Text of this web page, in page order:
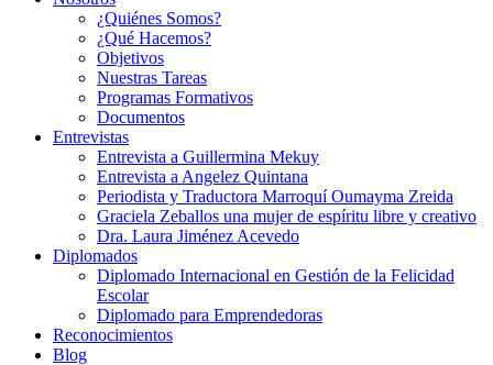
¿Quiénes Somos?
¿Qué Hacemos?
Objetivos
Nuestras Tareas
Programas Formativos
Documentos
Entrevistas
Entrevista a Guillermina Mekuy
Entrevista a Angelez Quintana
Periodista y Traductora Marroquí Oumayma Zreida
Graciela Zeballos una mujer de espíritu libre y creativo
Dra. Laura Jiménez Acevedo
Diplomados
Diplomado Internacional en Gestión de la Felicidad
Escolar
Diplomado para Emprendedoras
Reconocimientos
Blog